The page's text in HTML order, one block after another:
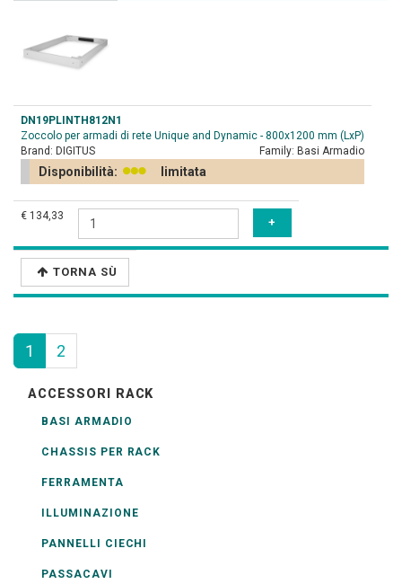
DN19PLINTH812N1
Zoccolo per armadi di rete Unique and Dynamic - 800x1200 mm (LxP)
Brand: DIGITUS Family: Basi Armadio
Disponibilità: limitata
€ 134,33
TORNA SÙ
1 2
ACCESSORI RACK
BASI ARMADIO
CHASSIS PER RACK
FERRAMENTA
ILLUMINAZIONE
PANNELLI CIECHI
PASSACAVI